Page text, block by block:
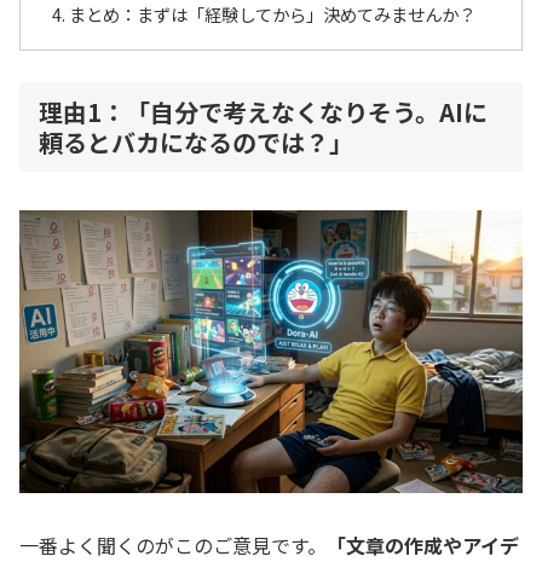
まとめ：まずは「経験してから」決めてみませんか？
理由1：「自分で考えなくなりそう。AIに
頼るとバカになるのでは？」
一番よく聞くのがこのご意見です。
「文章の作成やアイデ